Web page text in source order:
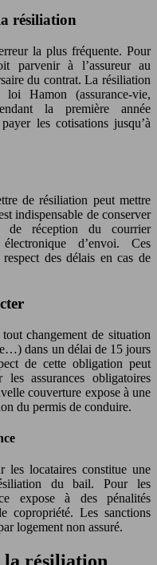
résiliation
la plus fréquente. Pour
parvenir à l’assureur au
du contrat. La résiliation
Hamon (assurance-vie,
la première année
les cotisations jusqu’à
de résiliation peut mettre
indispensable de conserver
de réception du courrier
d’envoi. Ces
des délais en cas de
changement de situation
dans un délai de 15 jours
de cette obligation peut
assurances obligatoires
couverture expose à une
du permis de conduire.
les locataires constitue une
du bail. Pour les
expose à des pénalités
copropriété. Les sanctions
logement non assuré.